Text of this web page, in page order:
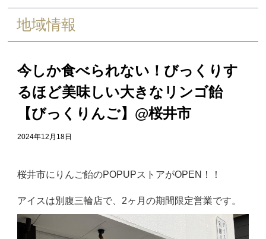
地域情報
今しか食べられない！びっくりす
るほど美味しい大きなリンゴ飴
【びっくりんご】@桜井市
2024年12月18日
桜井市にりんご飴のPOPUPストアがOPEN！！
アイスは別腹三輪店で、2ヶ月の期間限定営業です。